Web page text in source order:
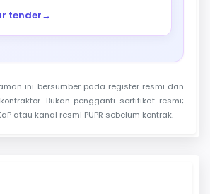
tender→
ini bersumber pada register resmi dan
Bukan pengganti sertifikat resmi;
atau kanal resmi PUPR sebelum kontrak.